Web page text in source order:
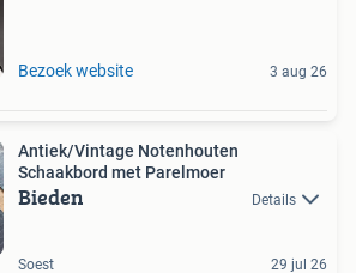
Bezoek website 3 aug 26
Antiek/Vintage Notenhouten
Schaakbord met Parelmoer
Bieden Details
Soest 29 jul 26